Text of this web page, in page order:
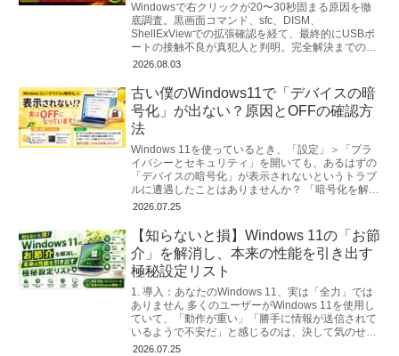
Windowsで右クリックが20〜30秒固まる原因を徹
底調査。黒画面コマンド、sfc、DISM、
ShellExViewでの拡張確認を経て、最終的にUSBポ
ートの接触不良が真犯人と判明。完全解決までの全
手順を詳しく解説。
2026.08.03
古い僕のWindows11で「デバイスの暗
号化」が出ない？原因とOFFの確認方
法
Windows 11を使っているとき、「設定」＞「プラ
イバシーとセキュリティ」を開いても、あるはずの
「デバイスの暗号化」が表示されないというトラブ
ルに遭遇したことはありませんか？ 「暗号化を解除
（OFF）したいのに、メニ...
2026.07.25
【知らないと損】Windows 11の「お節
介」を解消し、本来の性能を引き出す
極秘設定リスト
1. 導入：あなたのWindows 11、実は「全力」では
ありません 多くのユーザーがWindows 11を使用し
ていて、「動作が重い」「勝手に情報が送信されて
いるようで不安だ」と感じるのは、決して気のせい
ではありません...
2026.07.25